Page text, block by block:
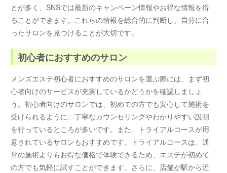
とが多く、SNSでは最新のキャンペーン情報やお得な情報を得
ることができます。これらの情報を総合的に判断し、自分に合
ったサロンを見つけることが大切です。
初心者におすすめのサロン
メンズエステ初心者におすすめのサロンを選ぶ際には、まず初
心者向けのサービスが充実しているかどうかを確認しましょ
う。初心者向けのサロンでは、初めての方でも安心して施術を
受けられるように、丁寧なカウンセリングやわかりやすい説明
を行っているところが多いです。また、トライアルコースが用
意されているサロンもおすすめです。トライアルコースは、通
常の施術よりもお得な価格で体験できるため、エステが初めて
の方でも気軽に試すことができます。さらに、店舗が駅から近